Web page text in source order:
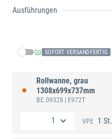
Ausführungen
SOFORT VERSANDFERTIG
Rollwanne, grau
1308x699x737mm
BE.09328 | E972T
VPE 1 St.